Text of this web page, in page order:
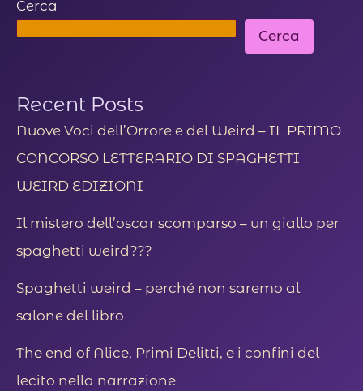
Cerca
Cerca
Recent Posts
Nuove Voci dell’Orrore e del Weird – IL PRIMO
CONCORSO LETTERARIO DI SPAGHETTI
WEIRD EDIZIONI
Il mistero dell’oscar scomparso – un giallo per
spaghetti weird???
Spaghetti weird – perché non saremo al
salone del libro
The end of Alice, Primi Delitti, e i confini del
lecito nella narrazione